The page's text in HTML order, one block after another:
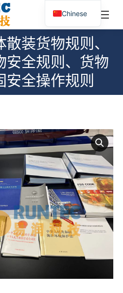
装货物规则、
安全规则、货物
安全操作规则
在这里：
Chinese